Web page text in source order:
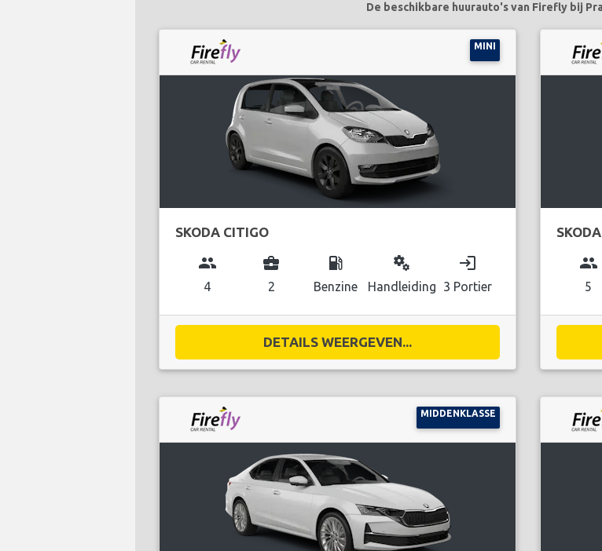
De beschikbare huurauto's van Firefly bij
MINI
SKODA CITIGO
group
4
business_center
2
local_gas_station
Benzine
miscellaneous_services
Handleiding
login
3 Portier
DETAILS WEERGEVEN...
group
5
MIDDENKLASSE